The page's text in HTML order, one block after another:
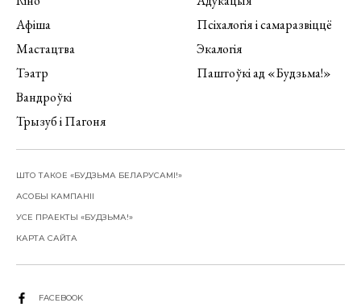
Афіша
Мастацтва
Тэатр
Вандроўкі
Трызуб і Пагоня
Псіхалогія і самаразвіццё
Экалогія
Паштоўкі ад «Будзьма!»
ШТО ТАКОЕ «БУДЗЬМА БЕЛАРУСАМІ!»
АСОБЫ КАМПАНІІ
УСЕ ПРАЕКТЫ «БУДЗЬМА!»
КАРТА САЙТА
FACEBOOK